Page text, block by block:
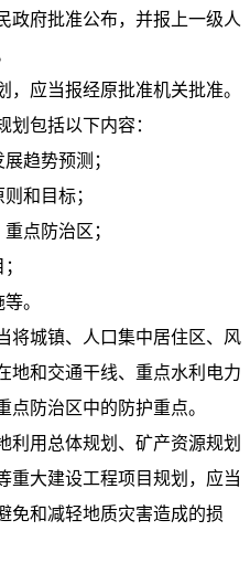
政府批准公布，并报上一级人
应当报经原批准机关批准。
包括以下内容：
趋势预测；
和目标；
点防治区；
。
城镇、人口集中居住区、风
地和交通干线、重点水利电力
防治区中的防护重点。
用总体规划、矿产资源规划
重大建设工程项目规划，应当
免和减轻地质灾害造成的损